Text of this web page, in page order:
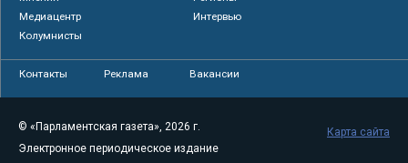
Медиацентр
Интервью
Колумнисты
Контакты Реклама Вакансии
© «Парламентская газета», 2026 г.
Электронное периодическое издание
Карта сайта